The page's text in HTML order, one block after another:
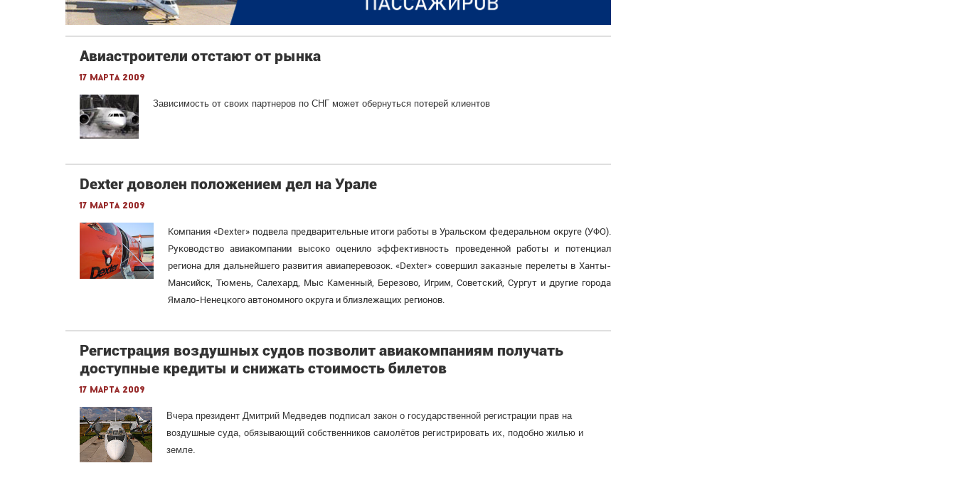
Авиастроители отстают от рынка
17 марта 2009
Зависимость от своих партнеров по СНГ может обернуться потерей клиентов
Dexter доволен положением дел на Урале
17 марта 2009
Компания «Dexter» подвела предварительные итоги работы в Уральском федеральном округе (УФО).
Руководство авиакомпании высоко оценило эффективность проведенной работы и потенциал
региона для дальнейшего развития авиаперевозок. «Dexter» совершил заказные перелеты в Ханты-
Мансийск, Тюмень, Салехард, Мыс Каменный, Березово, Игрим, Советский, Сургут и другие города
Ямало-Ненецкого автономного округа и близлежащих регионов.
Регистрация воздушных судов позволит авиакомпаниям получать
доступные кредиты и снижать стоимость билетов
17 марта 2009
Вчера президент Дмитрий Медведев подписал закон о государственной регистрации прав на
воздушные суда, обязывающий собственников самолётов регистрировать их, подобно жилью и
земле.